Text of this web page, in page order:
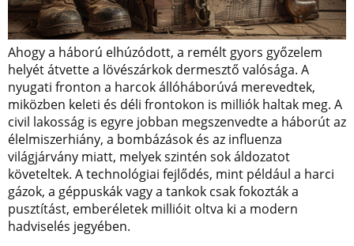
Ahogy a háború elhúzódott, a remélt gyors győzelem
helyét átvette a lövészárkok dermesztő valósága. A
nyugati fronton a harcok állóháborúvá merevedtek,
miközben keleti és déli frontokon is milliók haltak meg. A
civil lakosság is egyre jobban megszenvedte a háborút az
élelmiszerhiány, a bombázások és az influenza
világjárvány miatt, melyek szintén sok áldozatot
követeltek. A technológiai fejlődés, mint például a harci
gázok, a géppuskák vagy a tankok csak fokozták a
pusztítást, emberéletek millióit oltva ki a modern
hadviselés jegyében.